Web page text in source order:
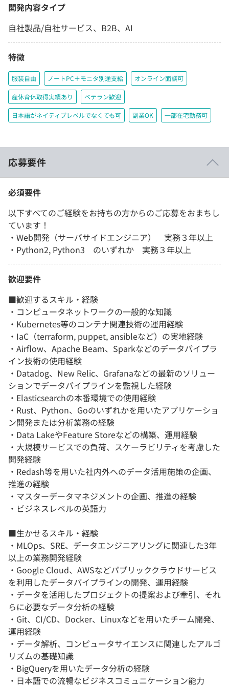
開発内容タイプ
自社製品/自社サービス、B2B、AI
特徴
服装自由 ノートPC＋モニタ別途支給 オンライン面談可
産休育休取得実績あり ベテラン歓迎
日本語がネイティブレベルでなくても可 副業OK 一部在宅勤務可
応募要件
必須要件
以下すべてのご経験をお持ちの方からのご応募をおまちし
ています！
・Web開発（サーバサイドエンジニア） 実務３年以上
・Python2, Python3 のいずれか 実務３年以上
歓迎要件
■歓迎するスキル・経験
・コンピュータネットワークの一般的な知識
・Kubernetes等のコンテナ関連技術の運用経験
・IaC（terraform, puppet, ansibleなど）の実地経験
・Airflow、Apache Beam、Sparkなどのデータパイプラ
イン技術の使用経験
・Datadog、New Relic、Grafanaなどの最新のソリュー
ションでデータパイプラインを監視した経験
・Elasticsearchの本番環境での使用経験
・Rust、Python、Goのいずれかを用いたアプリケーショ
ン開発または分析業務の経験
・Data LakeやFeature Storeなどの構築、運用経験
・大規模サービスでの負荷、スケーラビリティを考慮した
開発経験
・Redash等を用いた社内外へのデータ活用施策の企画、
推進の経験
・マスターデータマネジメントの企画、推進の経験
・ビジネスレベルの英語力
■生かせるスキル・経験
・MLOps、SRE、データエンジニアリングに関連した3年
以上の業務開発経験
・Google Cloud、AWSなどパブリッククラウドサービス
を利用したデータパイプラインの開発、運用経験
・データを活用したプロジェクトの提案および牽引、それ
らに必要なデータ分析の経験
・Git、CI/CD、Docker、Linuxなどを用いたチーム開発、
運用経験
・データ解析、コンピュータサイエンスに関連したアルゴ
リズムの基礎知識
・BigQueryを用いたデータ分析の経験
・日本語での流暢なビジネスコミュニケーション能力